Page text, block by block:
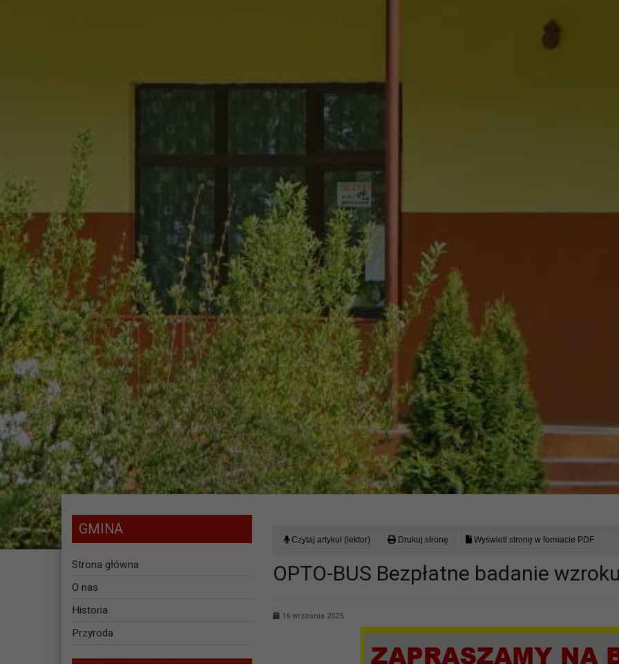
GMINA
Strona główna
O nas
Historia
Przyroda
Czytaj artykuł (lektor) Drukuj stronę Wyświetl stronę w formacie PDF
OPTO-BUS Bezpłatne badanie
16 września 2025